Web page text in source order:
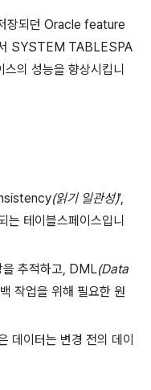
장되던 Oracle feature
SYSTEM TABLESPA
의 성능을 향상시킵니
(읽기 일관성)',
테이블스페이스입니
을 추적하고, DML(Data
작업을 위해 필요한 원
데이터는 변경 전의 데이